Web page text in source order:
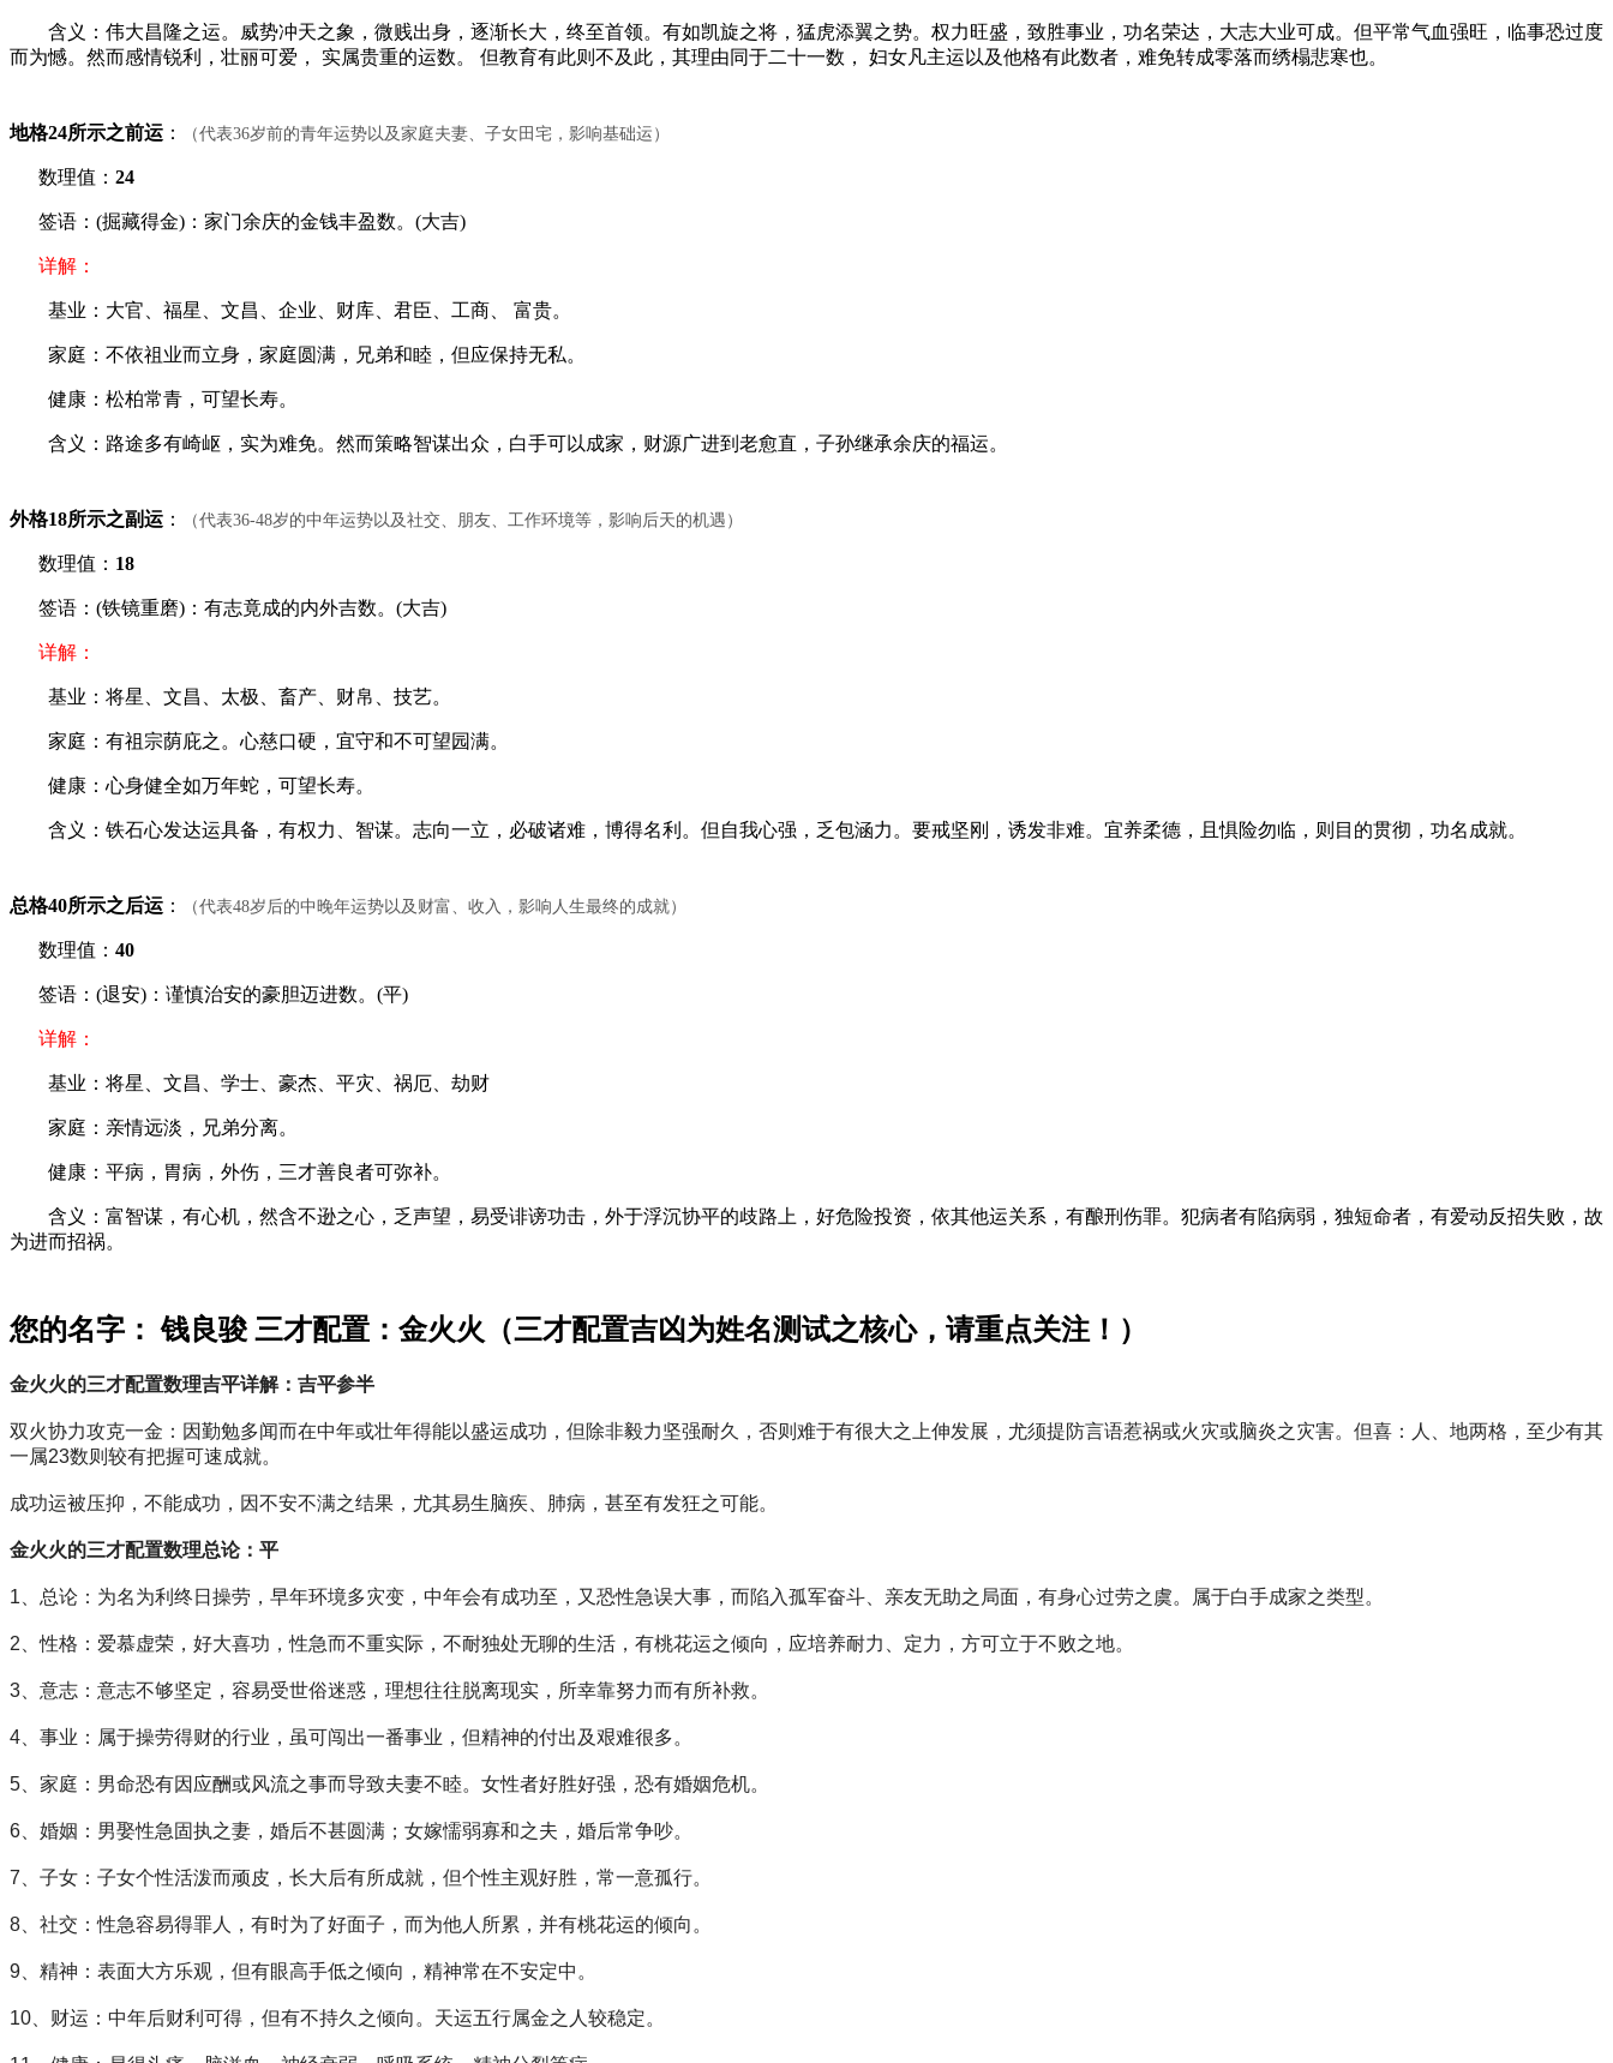
含义：伟大昌隆之运。威势冲天之象，微贱出身，逐渐长大，终至首领。有如凯旋之将，猛虎添翼之势。权力旺盛，致胜事业，功名荣达，大志大业可成。但平常气血强旺，临事恐过度
而为憾。然而感情锐利，壮丽可爱， 实属贵重的运数。 但教育有此则不及此，其理由同于二十一数， 妇女凡主运以及他格有此数者，难免转成零落而绣榻悲寒也。
地格24所示之前运 ： （代表36岁前的青年运势以及家庭夫妻、子女田宅，影响基础运）
数理值： 24
签语：(掘藏得金)：家门余庆的金钱丰盈数。(大吉)
详解：
基业：大官、福星、文昌、企业、财库、君臣、工商、 富贵。
家庭：不依祖业而立身，家庭圆满，兄弟和睦，但应保持无私。
健康：松柏常青，可望长寿。
含义：路途多有崎岖，实为难免。然而策略智谋出众，白手可以成家，财源广进到老愈直，子孙继承余庆的福运。
外格18所示之副运 ： （代表36-48岁的中年运势以及社交、朋友、工作环境等，影响后天的机遇）
数理值： 18
签语：(铁镜重磨)：有志竟成的内外吉数。(大吉)
详解：
基业：将星、文昌、太极、畜产、财帛、技艺。
家庭：有祖宗荫庇之。心慈口硬，宜守和不可望园满。
健康：心身健全如万年蛇，可望长寿。
含义：铁石心发达运具备，有权力、智谋。志向一立，必破诸难，博得名利。但自我心强，乏包涵力。要戒坚刚，诱发非难。宜养柔德，且惧险勿临，则目的贯彻，功名成就。
总格40所示之后运 ： （代表48岁后的中晚年运势以及财富、收入，影响人生最终的成就）
数理值： 40
签语：(退安)：谨慎治安的豪胆迈进数。(平)
详解：
基业：将星、文昌、学士、豪杰、平灾、祸厄、劫财
家庭：亲情远淡，兄弟分离。
健康：平病，胃病，外伤，三才善良者可弥补。
含义：富智谋，有心机，然含不逊之心，乏声望，易受诽谤功击，外于浮沉协平的歧路上，好危险投资，依其他运关系，有酿刑伤罪。犯病者有陷病弱，独短命者，有爱动反招失败，故
为进而招祸。
您的名字： 钱良骏 三才配置：金火火（三才配置吉凶为姓名测试之核心，请重点关注！）
金火火的三才配置数理吉平详解：吉平参半
双火协力攻克一金：因勤勉多闻而在中年或壮年得能以盛运成功，但除非毅力坚强耐久，否则难于有很大之上伸发展，尤须提防言语惹祸或火灾或脑炎之灾害。但喜：人、地两格，至少有其
一属23数则较有把握可速成就。
成功运被压抑，不能成功，因不安不满之结果，尤其易生脑疾、肺病，甚至有发狂之可能。
金火火的三才配置数理总论：平
1、总论：为名为利终日操劳，早年环境多灾变，中年会有成功至，又恐性急误大事，而陷入孤军奋斗、亲友无助之局面，有身心过劳之虞。属于白手成家之类型。
2、性格：爱慕虚荣，好大喜功，性急而不重实际，不耐独处无聊的生活，有桃花运之倾向，应培养耐力、定力，方可立于不败之地。
3、意志：意志不够坚定，容易受世俗迷惑，理想往往脱离现实，所幸靠努力而有所补救。
4、事业：属于操劳得财的行业，虽可闯出一番事业，但精神的付出及艰难很多。
5、家庭：男命恐有因应酬或风流之事而导致夫妻不睦。女性者好胜好强，恐有婚姻危机。
6、婚姻：男娶性急固执之妻，婚后不甚圆满；女嫁懦弱寡和之夫，婚后常争吵。
7、子女：子女个性活泼而顽皮，长大后有所成就，但个性主观好胜，常一意孤行。
8、社交：性急容易得罪人，有时为了好面子，而为他人所累，并有桃花运的倾向。
9、精神：表面大方乐观，但有眼高手低之倾向，精神常在不安定中。
10、财运：中年后财利可得，但有不持久之倾向。天运五行属金之人较稳定。